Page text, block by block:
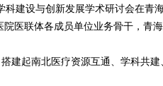
设与创新发展学术研讨会在青海
医联体各成员单位业务骨干，青
建起南北医疗资源互通、学科共建